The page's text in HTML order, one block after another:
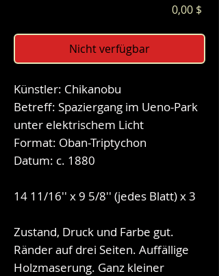
0,00 $
Nicht verfügbar
Künstler: Chikanobu
Betreff: Spaziergang im Ueno-Park
unter elektrischem Licht
Format: Oban-Triptychon
Datum: c. 1880
14 11/16'' x 9 5/8'' (jedes Blatt) x 3
Zustand, Druck und Farbe gut.
Ränder auf drei Seiten. Auffällige
Holzmaserung. Ganz kleiner